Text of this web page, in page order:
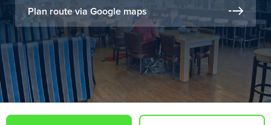
Plan route via Google maps